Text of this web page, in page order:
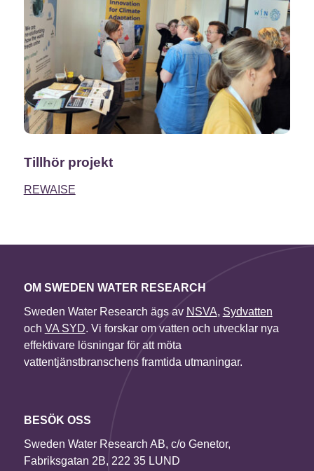
Tillhör projekt
REWAISE
OM SWEDEN WATER RESEARCH
Sweden Water Research ägs av NSVA, Sydvatten
och VA SYD. Vi forskar om vatten och utvecklar nya
effektivare lösningar för att möta
vattentjänstbranschens framtida utmaningar.
BESÖK OSS
Sweden Water Research AB, c/o Genetor,
Fabriksgatan 2B, 222 35 LUND